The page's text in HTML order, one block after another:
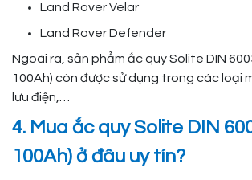
Land Rover Velar
Land Rover Defender
Ngoài ra, sản phẩm ắc quy Solite DIN
100Ah) còn được sử dụng trong các loại
lưu điện,…
4. Mua ắc quy Solite DIN
100Ah) ở đâu uy tín?